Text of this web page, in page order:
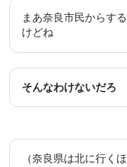
まあ奈良市民からす
けどね
そんなわけないだろ
（奈良県は北に行く